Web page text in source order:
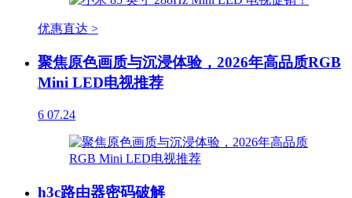
优惠直达 >
聚焦原色画质与沉浸体验，2026年高品质RGB
Mini LED电视推荐
6 07.24
h3c路由器密码破解